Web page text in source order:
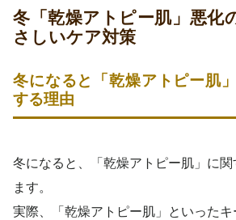
冬「乾燥アトピー肌」悪化
さしいケア対策
冬になると「乾燥アトピー肌
する理由
冬になると、「乾燥アトピー肌」に
ます。
実際、「乾燥アトピー肌」といった